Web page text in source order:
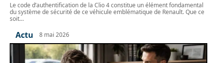
Le code d’authentification de la Clio 4 constitue un élément fondamental
du système de sécurité de ce véhicule emblématique de Renault. Que ce
soit…
Actu 8 mai 2026